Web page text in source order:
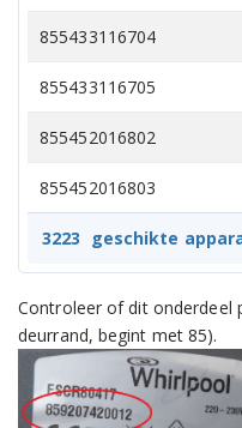
855433116704
855433116705
855452016802
855452016803
855452016804
855464003000
855464003004
3223 geschikte
Controleer of dit onderdeel
deurrand, begint met 85).